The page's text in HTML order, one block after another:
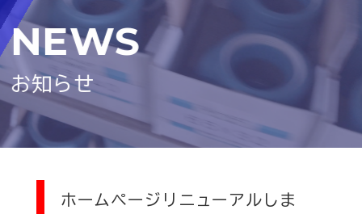
NEWS
お知らせ
ホームページリニューアルしま